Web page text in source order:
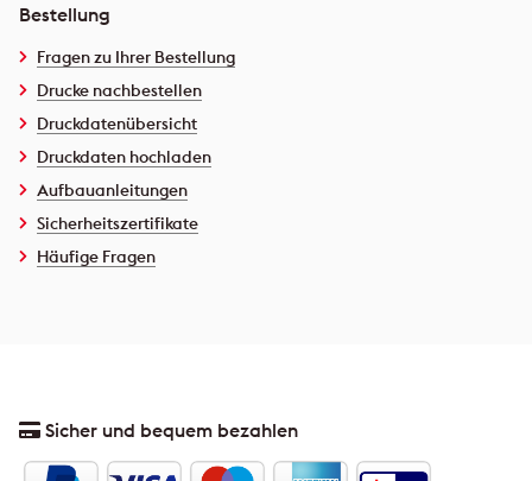
Bestellung
Fragen zu Ihrer Bestellung
Drucke nachbestellen
Druckdatenübersicht
Druckdaten hochladen
Aufbauanleitungen
Sicherheitszertifikate
Häufige Fragen
Sicher und bequem bezahlen